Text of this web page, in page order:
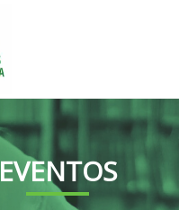
EVENTOS